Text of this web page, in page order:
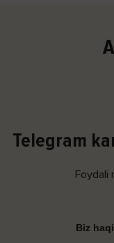
Telegram
Foydali
Biz